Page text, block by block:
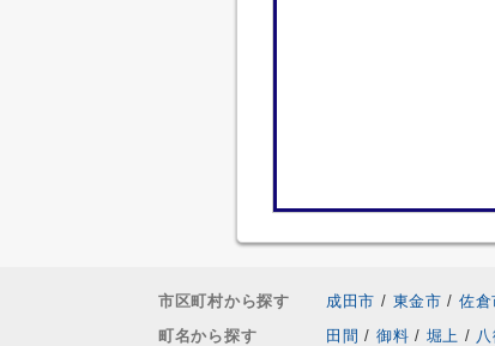
市区町村から探す 成田市 / 東金市 / 佐倉
町名から探す
田間 / 御料 / 堀上 /